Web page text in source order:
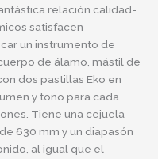
relación calidad-
satisfacen
un instrumento de
de álamo, mástil de
dos pastillas Eko en
y tono para cada
Tiene una cejuela
630 mm y un diapasón
al igual que el